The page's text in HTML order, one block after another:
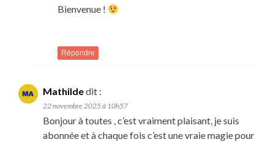
Bienvenue !
Répondre
Mathildedit :
22 novembre 2025 à 10h57
Bonjour à toutes , c’est vraiment plaisant, je suis
abonnée et à chaque fois c’est une vraie magie pour